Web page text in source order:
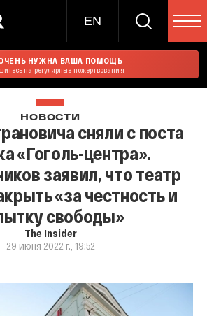
EN
НУЖНА ВАША ПОМОЩЬ
на регулярные пожертвования
НОВОСТИ
сняли с поста
«Гоголь-центра».
заявил, что театр
«за честность и
свободы»
The Insider
29 июня 2022 г., 19:52